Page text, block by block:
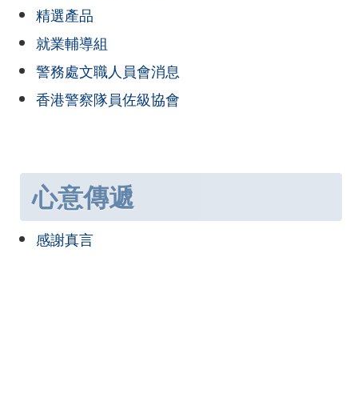
精選產品
就業輔導組
警務處文職人員會消息
香港警察隊員佐級協會
心意傳遞
感謝真言